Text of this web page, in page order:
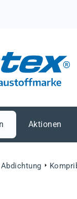
Aktionen
Abdichtung